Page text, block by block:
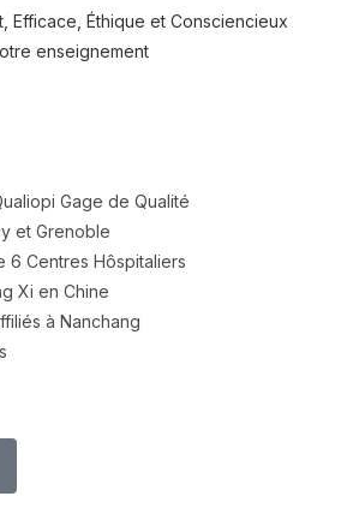
Efficace, Éthique et Consciencieux
enseignement
Gage de Qualité
et Grenoble
6 Centres Hôspitaliers
Xi en Chine
à Nanchang